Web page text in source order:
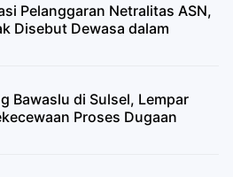
Pelanggaran Netralitas ASN,
Disebut Dewasa dalam
Bawaslu di Sulsel, Lempar
Proses Dugaan